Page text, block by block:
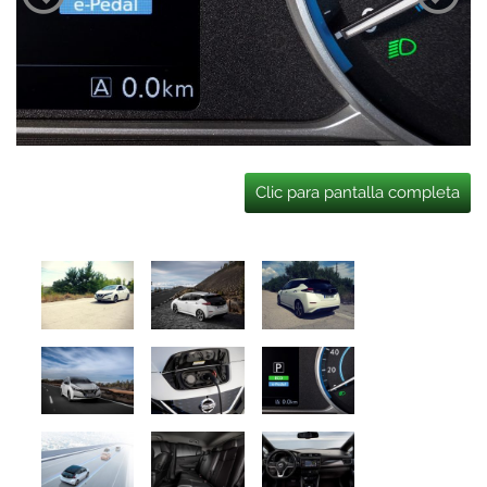
Clic para pantalla completa